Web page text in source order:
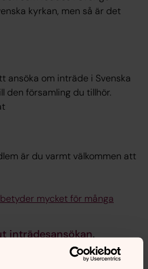
kyrkan, men så är det
ansöka om inträde i Svenska
den församling du tillhör.
är du varmt välkommen att
mycket för många
inträdesansökan.